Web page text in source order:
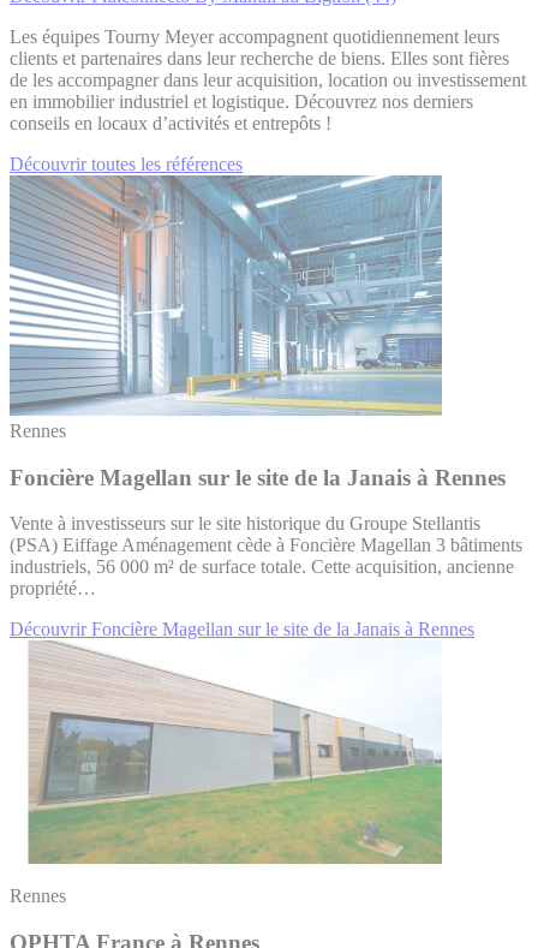
Les équipes Tourny Meyer accompagnent quotidiennement leurs
clients et partenaires dans leur recherche de biens. Elles sont fières
de les accompagner dans leur acquisition, location ou investissement
en immobilier industriel et logistique. Découvrez nos derniers
conseils en locaux d’activités et entrepôts !
Découvrir toutes les références
Rennes
Foncière Magellan sur le site de la Janais à Rennes
Vente à investisseurs sur le site historique du Groupe Stellantis
(PSA) Eiffage Aménagement cède à Foncière Magellan 3 bâtiments
industriels, 56 000 m² de surface totale. Cette acquisition, ancienne
propriété…
Découvrir Foncière Magellan sur le site de la Janais à Rennes
Rennes
OPHTA France à Rennes